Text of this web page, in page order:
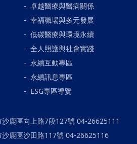
卓越醫療與醫病關係
幸福職場與多元發展
低碳醫療與環境永續
全人照護與社會實踐
永續互動專區
永續訊息專區
ESG專區導覽
鹿區向上路7段127號 04-26625111
鹿區沙田路117號 04-26625116